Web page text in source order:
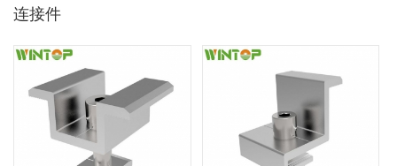
连接件